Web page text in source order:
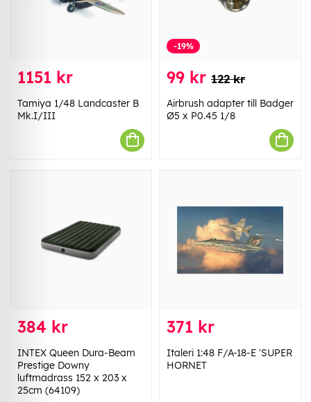
1151 kr
Tamiya 1/48 Landcaster B
Mk.I/III
-19%
99 kr 122 kr
Airbrush adapter till Badger
Ø5 x P0.45 1/8
384 kr
INTEX Queen Dura-Beam
Prestige Downy
luftmadrass 152 x 203 x
25cm (64109)
371 kr
Italeri 1:48 F/A-18-E 'SUPER
HORNET